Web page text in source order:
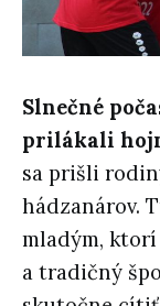
Slnečné
prilákali
sa prišli
hádzanárov.
mladým,
a tradičný